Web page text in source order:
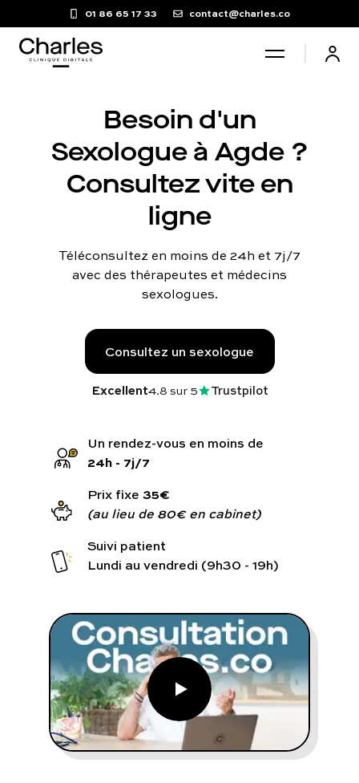
01 86 65 17 33 contact@charles.co
Santé sexuelle
Poids
Troubles du sommeil
Fertilité masculine
Programmes digitaux
Notre approche médicale
Prenez soin de vous :
Consultez un médecin
Vous avez des questions :
FAQ complète
Besoin d'un
Sexologue à Agde ?
Consultez vite en
ligne
Téléconsultez en moins de 24h et 7j/7
avec des thérapeutes et médecins
sexologues.
Consultez un sexologue
Excellent4.8sur 5 Trustpilot
24h - 7j/7
Prix fixe 35€
(au lieu de 80€ en cabinet)
Suivi patient
Lundi au vendredi (9h30 - 19h)